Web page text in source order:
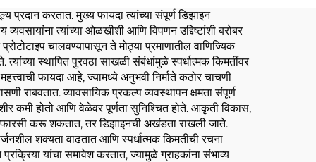
प्रदान करतात. मुख्य फायदा त्यांच्या संपूर्ण डिझाइन
त्यांच्या ओळखीशी आणि विपणन उद्दिष्टांशी बरोबर
चालवण्यापासून ते मोठ्या प्रमाणातील वाणिज्यिक
त्यांच्या स्थापित पुरवठा साखळी संबंधांमुळे स्पर्धात्मक किमतींवर
फायदा आहे, ज्यामध्ये अनुभवी निर्माते कठोर चाचणी
राबवतात. व्यावसायिक प्रकल्प व्यवस्थापन क्षमता संपूर्ण
कमी होतो आणि वेळेवर पूर्णता सुनिश्चित होते. आकृती विकास,
करू शकतात, तर डिझाइनची अखंडता राखली जाते.
शक्यता वाढतात आणि स्पर्धात्मक किमतीची रचना
यांचा समावेश करतात, ज्यामुळे ग्राहकांना संभाव्य